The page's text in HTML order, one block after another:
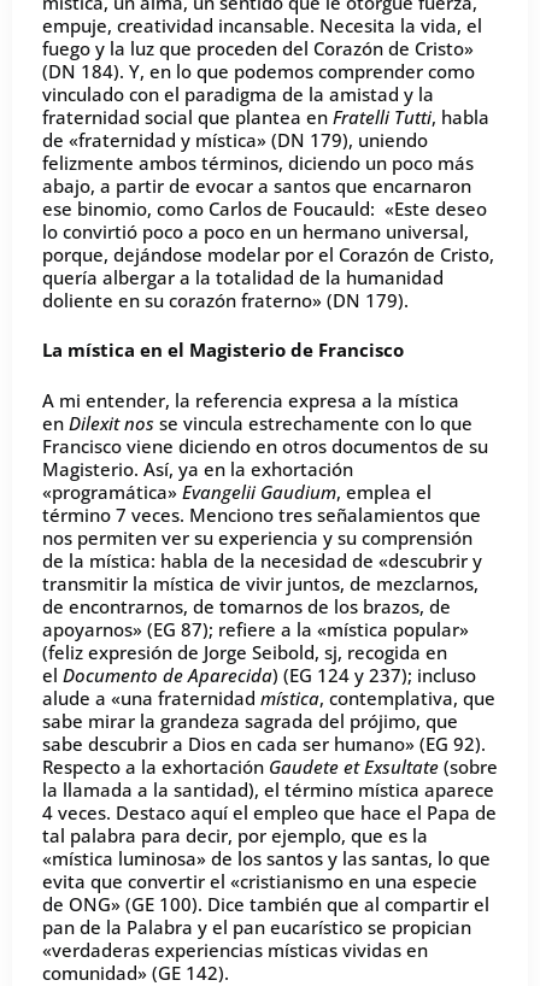
empuje, creatividad incansable. Necesita la vida, el
fuego y la luz que proceden del Corazón de Cristo»
(DN 184). Y, en lo que podemos comprender como
vinculado con el paradigma de la amistad y la
fraternidad social que plantea en Fratelli Tutti, habla
de «fraternidad y mística» (DN 179), uniendo
felizmente ambos términos, diciendo un poco más
abajo, a partir de evocar a santos que encarnaron
ese binomio, como Carlos de Foucauld: «Este deseo
lo convirtió poco a poco en un hermano universal,
porque, dejándose modelar por el Corazón de Cristo,
quería albergar a la totalidad de la humanidad
doliente en su corazón fraterno» (DN 179).
La mística en el Magisterio de Francisco
A mi entender, la referencia expresa a la mística
en Dilexit nos se vincula estrechamente con lo que
Francisco viene diciendo en otros documentos de su
Magisterio. Así, ya en la exhortación
«programática» Evangelii Gaudium, emplea el
término 7 veces. Menciono tres señalamientos que
nos permiten ver su experiencia y su comprensión
de la mística: habla de la necesidad de «descubrir y
transmitir la mística de vivir juntos, de mezclarnos,
de encontrarnos, de tomarnos de los brazos, de
apoyarnos» (EG 87); refiere a la «mística popular»
(feliz expresión de Jorge Seibold, sj, recogida en
el Documento de Aparecida) (EG 124 y 237); incluso
alude a «una fraternidad mística, contemplativa, que
sabe mirar la grandeza sagrada del prójimo, que
sabe descubrir a Dios en cada ser humano» (EG 92).
Respecto a la exhortación Gaudete et Exsultate (sobre
la llamada a la santidad), el término mística aparece
4 veces. Destaco aquí el empleo que hace el Papa de
tal palabra para decir, por ejemplo, que es la
«mística luminosa» de los santos y las santas, lo que
evita que convertir el «cristianismo en una especie
de ONG» (GE 100). Dice también que al compartir el
pan de la Palabra y el pan eucarístico se propician
«verdaderas experiencias místicas vividas en
comunidad» (GE 142).